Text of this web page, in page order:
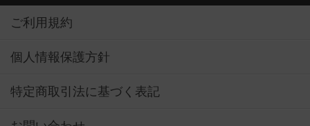
ご利用規約
個人情報保護方針
特定商取引法に基づく表記